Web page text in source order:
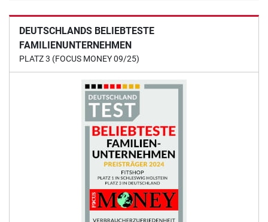
DEUTSCHLANDS BELIEBTESTE
FAMILIENUNTERNEHMEN
PLATZ 3 (FOCUS MONEY 09/25)